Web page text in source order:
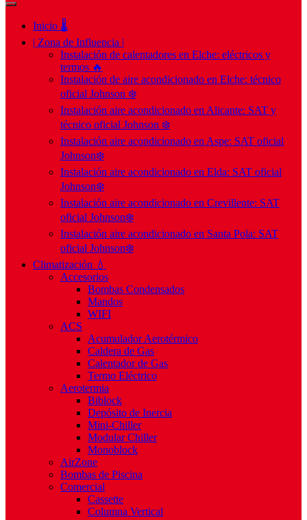
Inicio 🌡️
| Zona de Influencia |
Instalación de calentadores en Elche: eléctricos y
termos 🔥
Instalación de aire acondicionado en Elche: técnico
oficial Johnson ❄️
Instalación aire acondicionado en Alicante: SAT y
técnico oficial Johnson ❄️
Instalación aire acondicionado en Aspe: SAT oficial
Johnson❄️
Instalación aire acondicionado en Elda: SAT oficial
Johnson❄️
Instalación aire acondicionado en Crevillente: SAT
oficial Johnson❄️
Instalación aire acondicionado en Santa Pola: SAT
oficial Johnson❄️
Climatización 💧
Accesorios
Bombas Condensados
Mandos
WIFI
ACS
Acumulador Aerotérmico
Caldera de Gas
Calentador de Gas
Termo Eléctrico
Aerotermia
Biblock
Depósito de Inercia
Mini-Chiller
Modular Chiller
Monoblock
AirZone
Bombas de Piscina
Comercial
Cassette
Columna Vertical